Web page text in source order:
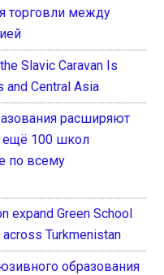
торговли между
Slavic Caravan Is
and Central Asia
расширяют
ещё 100 школ
по всему
expand Green School
Turkmenistan
образования